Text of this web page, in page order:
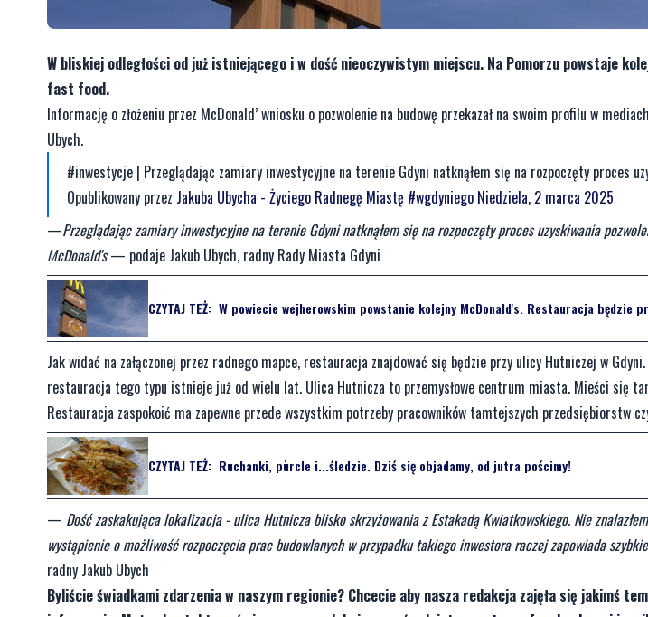
W bliskiej odległości od już istniejącego i w dość nieoczywistym miejscu. Na Pomorzu powstaje
fast food.
Informację o złożeniu przez McDonald’ wniosku o pozwolenie na budowę przekazał na swoim profilu w
Ubych.
#inwestycje | Przeglądając zamiary inwestycyjne na terenie Gdyni natknąłem się na rozpoczęty proces
Opublikowany przez Jakuba Ubycha - Życiego Radnegę Miastę #wgdyniego Niedziela, 2 marca 2025
—Przeglądając zamiary inwestycyjne na terenie Gdyni natknąłem się na rozpoczęty proces uzyskiwania
McDonald's— podaje Jakub Ubych, radny Rady Miasta Gdyni
CZYTAJ TEŻ: W powiecie wejherowskim powstanie kolejny McDonald's. Restauracja będzie
Jak widać na załączonej przez radnego mapce, restauracja znajdować się będzie przy ulicy Hutniczej w
restauracja tego typu istnieje już od wielu lat. Ulica Hutnicza to przemysłowe centrum miasta. Mieści się
Restauracja zaspokoić ma zapewne przede wszystkim potrzeby pracowników tamtejszych przedsiębiorstw
CZYTAJ TEŻ: Ruchanki, pùrcle i...śledzie. Dziś się objadamy, od jutra pościmy!
— Dość zaskakująca lokalizacja - ulica Hutnicza blisko skrzyżowania z Estakadą Kwiatkowskiego. Nie
wystąpienie o możliwość rozpoczęcia prac budowlanych w przypadku takiego inwestora raczej zapowiada
radny Jakub Ubych
Byliście świadkami zdarzenia w naszym regionie? Chcecie aby nasza redakcja zajęła się jakimś